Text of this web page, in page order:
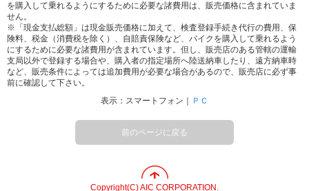
を購入して乗れるようにするために必要な諸費用は、販売価格に含まれていま
せん。
※「現金支払総額」は現金販売価格に加えて、検査登録手続き代行の費用、保
険料、税金（消費税を除く）、自賠責保険など、バイクを購入して乗れるよう
にするために必要な諸費用が含まれています。但し、販売店のある管轄の運輸
支局以外で登録する場合や、購入者の指定場所へ陸送納車したり、遠方納車時
など、販売条件によっては追加費用が必要な場合があるので、販売店に必ず事
前に確認して下さい。
表示：スマートフォン｜
ＰＣ
前のページに戻る
Copyright(C) AIC CORPORATION.